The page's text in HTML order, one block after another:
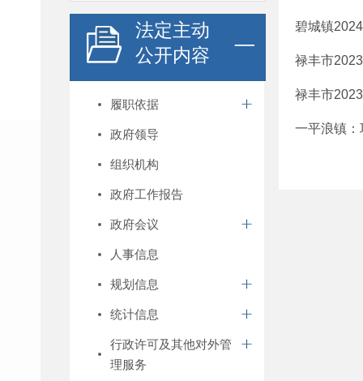
法定主动
公开内容
履职依据
政府领导
组织机构
政府工作报告
政府会议
人事信息
规划信息
统计信息
行政许可及其他对外管
理服务
碧城镇
禄丰市
禄丰市
一平浪镇